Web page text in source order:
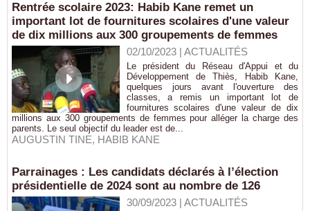
Rentrée scolaire 2023: Habib Kane remet un
important lot de fournitures scolaires d'une valeur
de dix millions aux 300 groupements de femmes
02/10/2023| ACTUALITÉS
Le président du Réseau d'Appui et du
Développement de Thiès, Habib Kane,
quelques jours avant l'ouverture des
classes, a remis un important lot de
fournitures scolaires d'une valeur de dix
millions aux 300 groupements de femmes pour alléger la charge des
parents. Le seul objectif du leader est de...
AUGUSTIN TINE, HABIB KANE
Parrainages : Les candidats déclarés à l’élection
présidentielle de 2024 sont au nombre de 126
30/09/2023| ACTUALITÉS